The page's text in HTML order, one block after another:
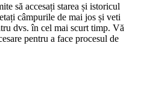
să accesați starea și istoricul
câmpurile de mai jos și veti
dvs. în cel mai scurt timp. Vă
pentru a face procesul de